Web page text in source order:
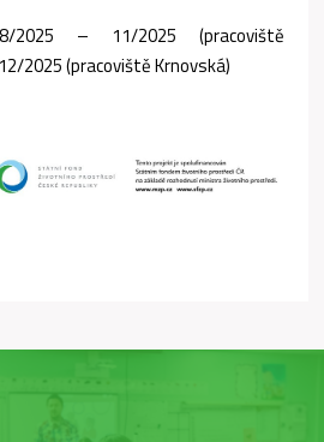
2025 – 11/2025 (pracoviště
2025 (pracoviště Krnovská)